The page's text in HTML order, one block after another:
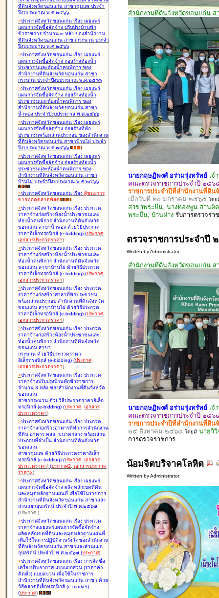
ที่ดินจังหวัดขอนแก่น สาขาชุมแพ ประจำ
ปีงบประมาณ พ.ศ.๒๕๖๖
>ประกาศจังหวัดขอนแก่น เรื่อง เผยแพร่
แผนการจัดซื้อจัดจ้าง ปรับปรุงบ้านพัก
ข้าราชการ จำนวน ๓ หลัง ของสำนักงาน
ที่ดินจังหวัดขอนแก่น สาขากระนวน ประจำ
ปีงบประมาณ พ.ศ.๒๕๖๖
>ประกาศจังหวัดขอนแก่น เรื่อง เผยแพร่
แผนการจัดซื้อจัดจ้าง ก่อสร้างห้องน้ำ
ประชาชนและห้องน้ำคนพิการ ของ
สำนักงานที่ดินจังหวัดขอนแก่น สาขา
กระนวน ประจำปีงบประมาณ พ.ศ.๒๕๖๖
>ประกาศจังหวัดขอนแก่น เรื่อง เผยแพร่
แผนการจัดซื้อจัดจ้าง ก่อสร้างห้องน้ำ
ประชาชนและห้องน้ำคนพิการ ของ
สำนักงานที่ดินจังหวัดขอนแก่น สาขา
น้ำพอง ประจำปีงบประมาณ พ.ศ.๒๕๖๖
>ประกาศจังหวัดขอนแก่น เรื่อง เผยแพร่
แผนการจัดซื้อจัดจ้าง ก่อสร้างที่พัก
ประชาชนพร้อมส่วนประกอบ ของสำนักงาน
ที่ดินจังหวัดขอนแก่น สาขาบ้านไผ่ ประจำ
ปีงบประมาณ พ.ศ.๒๕๖๖
>ประกาศจังหวัดขอนแก่น เรื่อง เผยแพร่
แผนการจัดซื้อจัดจ้าง ก่อสร้างห้องน้ำ
ประชาชนและห้องน้ำคนพิการ ของ
สำนักงานที่ดินจังหวัดขอนแก่น สาขา
บ้านไผ่ ประจำปีงบประมาณ พ.ศ.๒๕๖๖
>ประกาศจังหวัดขอนแก่น เรื่อง ผู้ชนะการ
ขายทอดตลาดพัสดุ
>ประกาศจังหวัดขอนแก่น เรื่อง ประกวด
ราคาจ้างก่อสร้างห้องน้ำประชาชนและ
ห้องน้ำคนพิการ สำนักงานที่ดินจังหวัด
ขอนแก่น สาขาน้ำพอง ด้วยวิธีประกวด
ราคาอิเล็กทรอนิกส์ (e-bidding) (ประกาศ,
เอกสารประกวดราคา)
>ประกาศจังหวัดขอนแก่น เรื่อง ประกวด
ราคาจ้างก่อสร้างห้องน้ำประชาชนและ
ห้องน้ำคนพิการ สำนักงานที่ดินจังหวัด
ขอนแก่น สาขาบ้านไผ่ ด้วยวิธีประกวด
ราคาอิเล็กทรอนิกส์ (e-bidding) (ประกาศ,
เอกสารประกวดราคา)
>ประกาศจังหวัดขอนแก่น เรื่อง ประกวด
ราคาจ้างก่อสร้างศาลาที่พักประชาชน
พร้อมส่วนประกอบ สำนักงานที่ดินจังหวัด
ขอนแก่น สาขาบ้านไผ่ ด้วยวิธีประกวด
ราคาอิเล็กทรอนิกส์ (e-bidding) (ประกาศ,
เอกสารประกวดราคา)
>ประกาศจังหวัดขอนแก่น เรื่อง ประกวด
ราคาจ้างก่อสร้างห้องน้ำประชาชนและ
ห้องน้ำคนพิการ สำนักงานที่ดินจังหวัด
ขอนแก่น สาขา
กระนวน ด้วยวิธีประกวดราคา
อิเล็กทรอนิกส์ (e-bidding) (ประกาศ,
เอกสารประกวดราคา)
>ประกาศจังหวัดขอนแก่น เรื่อง ประกวด
ราคาจ้างปรับปรุงบ้านพักข้าราชการ
จำนวน 3 หลัง ของสำนักงานที่ดินจังหวัด
ขอนแก่น
สาขากระนวน ด้วยวิธีประกวดราคาอิเล็ก
ทรอนิกส์ (e-bidding) (ประกาศ, เอกสาร
ประกวดราคา)
>ประกาศจังหวัดขอนแก่น เรื่อง ประกวด
ราคาจ้างก่อสร้างอาคารที่ทำการสำนักงาน
ที่ดิน อาคาร คสล. ขนาดกลาง พร้อมส่วน
ประกอบที่จำเป็น สำนักงานที่ดินจังหวัด
ขอนแก่น
สาขาชุมแพ ด้วยวิธีประกวดราคาอิเล็ก
ทรอนิกส์ (e-bidding) (ประกาศ, เอกสาร
ประกวดราคา) (ประกาศ2, เอกสารประกวด
ราคา2)
>ประกาศจังหวัดขอนแก่น เรื่อง เผยแพร่
แผนการจัดซื้อจัดจ้าง ผลิตหลักเขตที่ดิน
และหมุดหลักฐานแผนที่ เพื่อใช้ในราชการ
สำนักงานที่ดินจังหวัดขอนแก่น สาขาและ
ส่วนแยกอุบลรัตน์ ประจำปี พ.ศ.๒๕๖๗
(ประกาศ )
>ประกาศจังหวัดขอนแก่น เรื่อง ประกวด
ราคาจ้างเผยแพร่แผนการจัดซื้อจัดจ้าง
ผลิตหลักเขตที่ดินและหมุดหลักฐานแผนที่
เพื่อใช้ในการปฏิบัติงานรังวัดของสำนักงาน
ที่ดินจังหวัดขอนแก่น สาขาและส่วนแยก
อุบลรัตน์ ประจำปี พ.ศ.๒๕๖๗ (ประกาศ)
>ประกาศจังหวัดขอนแก่น เรื่อง การจัดซื้อ
เครื่องปรับอากาศ แบบแยกส่วน (ราคาค่า
ติดตั้ง) แบบแขวน เพื่อใช้ในราชการ
สำนักงานที่ดินจังหวัดขอนแก่น สาขา ด้วย
วิธีตลาดอิเล็กทรอนิกส์ (e-market)
(ประกาศ)
สำนักงานที่ดินจังหวัดขอนแก่น ส
นายกฤษฏิพงศ์ อร่ามรุ่งทรัพย์ เจ้
คณะตรวจราชการประจำปี ๒๕
ราชการประจำปีที่สำนักงานที่ดิ
เมื่อวันที่ ๒๐ มกราคม ๒๕๖๕ โดย
สาขาพระยืน, นางทองพูน สานติ
พระยืน, บ้านฝาง รับการตรวจรา
ตรวจราชการประจำปี
Written by Administrator
สำนักงานที่ดินจังหวัดขอนแก่น ส
นายกฤษฏิพงศ์ อร่ามรุ่งทรัพย์ เจ้
คณะตรวจราชการประจำปี ๒๕
ราชการประจำปีที่สำนักงานที่ดิ
๒๕ สิงหาคม ๒๕๖๔ โดยมี นายวิ
การตรวจราชการ
น้อมจิตบริจาคโลหิต
Written by Administrator